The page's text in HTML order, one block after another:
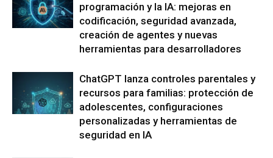
programación y la IA: mejoras en
codificación, seguridad avanzada,
creación de agentes y nuevas
herramientas para desarrolladores
ChatGPT lanza controles parentales y
recursos para familias: protección de
adolescentes, configuraciones
personalizadas y herramientas de
seguridad en IA